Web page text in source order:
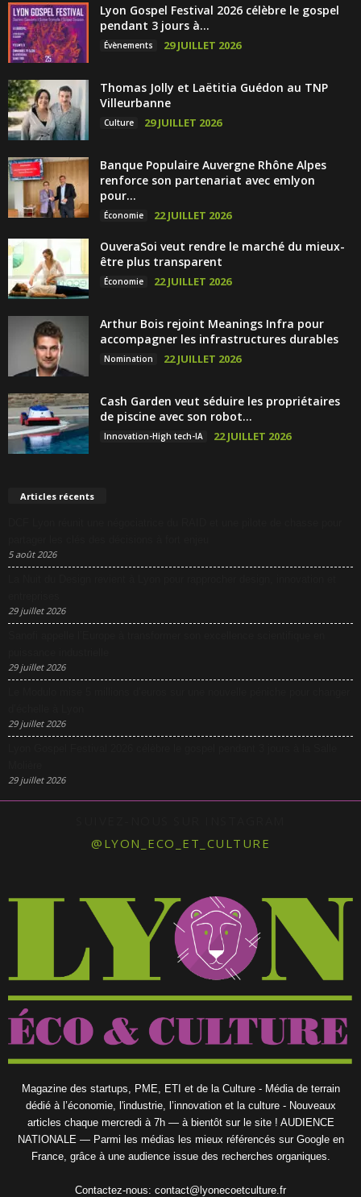
Lyon Gospel Festival 2026 célèbre le gospel
pendant 3 jours à...
Évènements 29 JUILLET 2026
Thomas Jolly et Laëtitia Guédon au TNP
Villeurbanne
Culture 29 JUILLET 2026
Banque Populaire Auvergne Rhône Alpes
renforce son partenariat avec emlyon
pour...
Économie 22 JUILLET 2026
OuveraSoi veut rendre le marché du mieux-
être plus transparent
Économie 22 JUILLET 2026
Arthur Bois rejoint Meanings Infra pour
accompagner les infrastructures durables
Nomination 22 JUILLET 2026
Cash Garden veut séduire les propriétaires
de piscine avec son robot...
Innovation-High tech-IA 22 JUILLET 2026
Articles récents
5 août 2026
29 juillet 2026
29 juillet 2026
29 juillet 2026
29 juillet 2026
@LYON_ECO_ET_CULTURE
Magazine des startups, PME, ETI et de la Culture - Média de terrain
dédié à l’économie, l'industrie, l’innovation et la culture - Nouveaux
articles chaque mercredi à 7h — à bientôt sur le site ! AUDIENCE
NATIONALE — Parmi les médias les mieux référencés sur Google en
France, grâce à une audience issue des recherches organiques.
Contactez-nous: contact@lyonecoetculture.fr